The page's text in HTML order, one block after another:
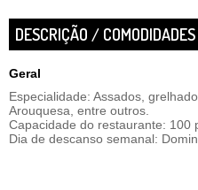
DESCRIÇÃO / COMODIDADES
Geral
Especialidade: Assados,
Arouquesa, entre outros.
Capacidade do restaurante: 100
Dia de descanso semanal: